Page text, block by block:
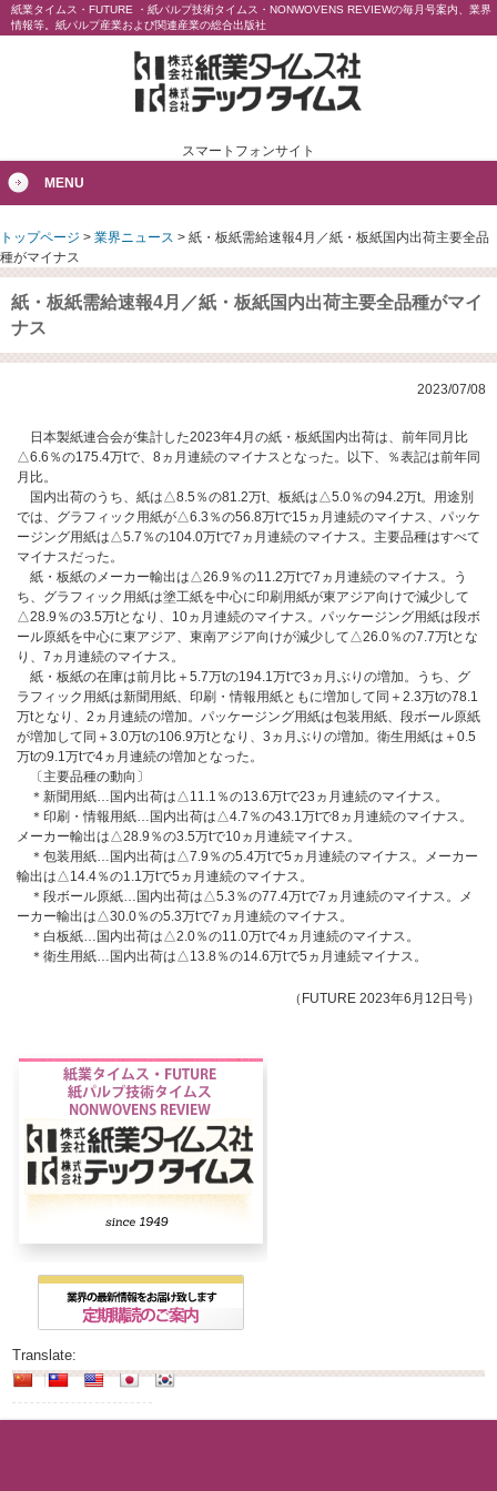
紙業タイムス・FUTURE ・紙パルプ技術タイムス・NONWOVENS REVIEWの毎月号案内、業界
情報等。紙パルプ産業および関連産業の総合出版社
スマートフォンサイト
MENU
トップページ > 業界ニュース > 紙・板紙需給速報4月／紙・板紙国内出荷主要全品
種がマイナス
紙・板紙需給速報4月／紙・板紙国内出荷主要全品種がマイ
ナス
2023/07/08
日本製紙連合会が集計した2023年4月の紙・板紙国内出荷は、前年同月比
△6.6％の175.4万tで、8ヵ月連続のマイナスとなった。以下、％表記は前年同
月比。
国内出荷のうち、紙は△8.5％の81.2万t、板紙は△5.0％の94.2万t。用途別
では、グラフィック用紙が△6.3％の56.8万tで15ヵ月連続のマイナス、パッケ
ージング用紙は△5.7％の104.0万tで7ヵ月連続のマイナス。主要品種はすべて
マイナスだった。
紙・板紙のメーカー輸出は△26.9％の11.2万tで7ヵ月連続のマイナス。う
ち、グラフィック用紙は塗工紙を中心に印刷用紙が東アジア向けで減少して
△28.9％の3.5万tとなり、10ヵ月連続のマイナス。パッケージング用紙は段ボ
ール原紙を中心に東アジア、東南アジア向けが減少して△26.0％の7.7万tとな
り、7ヵ月連続のマイナス。
紙・板紙の在庫は前月比＋5.7万tの194.1万tで3ヵ月ぶりの増加。うち、グ
ラフィック用紙は新聞用紙、印刷・情報用紙ともに増加して同＋2.3万tの78.1
万tとなり、2ヵ月連続の増加。パッケージング用紙は包装用紙、段ボール原紙
が増加して同＋3.0万tの106.9万tとなり、3ヵ月ぶりの増加。衛生用紙は＋0.5
万tの9.1万tで4ヵ月連続の増加となった。
〔主要品種の動向〕
＊新聞用紙…国内出荷は△11.1％の13.6万tで23ヵ月連続のマイナス。
＊印刷・情報用紙…国内出荷は△4.7％の43.1万tで8ヵ月連続のマイナス。
メーカー輸出は△28.9％の3.5万tで10ヵ月連続マイナス。
＊包装用紙…国内出荷は△7.9％の5.4万tで5ヵ月連続のマイナス。メーカー
輸出は△14.4％の1.1万tで5ヵ月連続のマイナス。
＊段ボール原紙…国内出荷は△5.3％の77.4万tで7ヵ月連続のマイナス。メ
ーカー輸出は△30.0％の5.3万tで7ヵ月連続のマイナス。
＊白板紙…国内出荷は△2.0％の11.0万tで4ヵ月連続のマイナス。
＊衛生用紙…国内出荷は△13.8％の14.6万tで5ヵ月連続マイナス。
（FUTURE 2023年6月12日号）
Translate: